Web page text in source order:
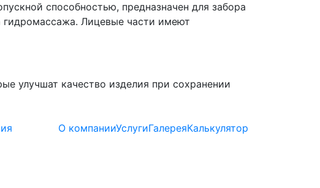
способностью, предназначен для забора
гидромассажа. Лицевые части имеют
улучшат качество изделия при сохранении
О компанииУслугиГалереяКалькулятор